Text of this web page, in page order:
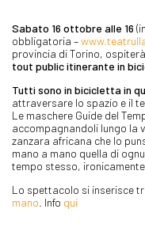
Sabato 16 ottobre alle 16
obbligatoria –
provincia di Torino, ospiterà
tout public itinerante in
Tutti sono in bicicletta in
attraversare lo spazio e il
Le maschere Guide del
accompagnandoli lungo la
zanzara africana che lo
mano a mano quella di
tempo stesso, ironicamente
Lo spettacolo si inserisce
mano . Info qui